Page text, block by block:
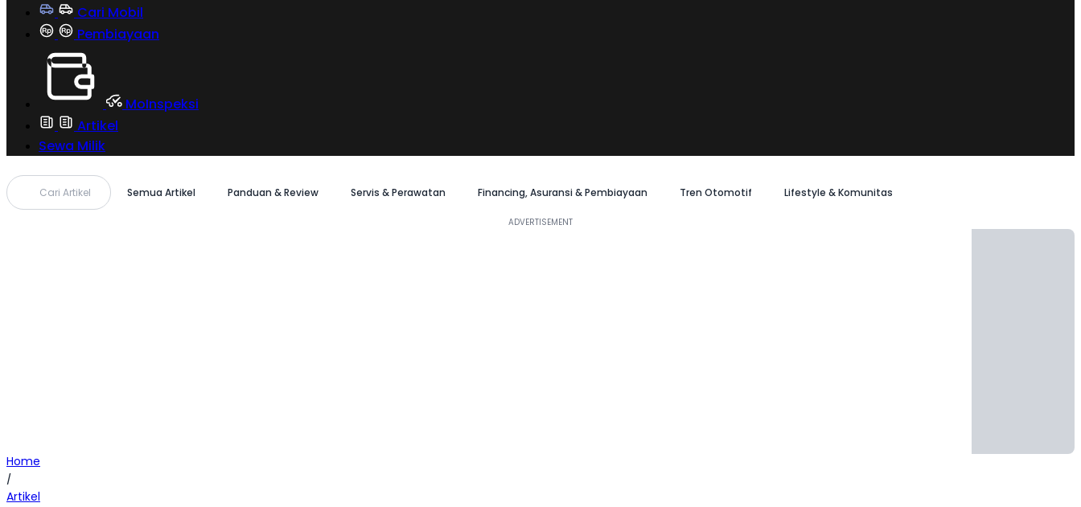
Cari Mobil
Pembiayaan
MoInspeksi
Artikel
Sewa Milik
Cari Artikel Semua Artikel Panduan & Review Servis & Perawatan Financing, Asuransi & Pembiayaan Tren Otomotif Lifestyle & Komunitas
Home
/
Artikel